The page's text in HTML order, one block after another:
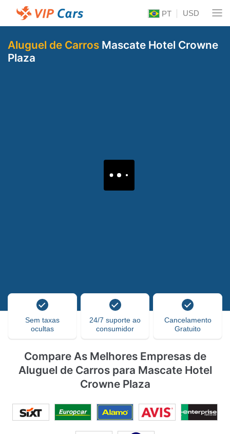
PT USD
Aluguel de Carros Mascate Hotel Crowne
Plaza
Sem taxas
ocultas
24/7 suporte ao
consumidor
Cancelamento
Gratuito
Compare As Melhores Empresas de
Aluguel de Carros para Mascate Hotel
Crowne Plaza